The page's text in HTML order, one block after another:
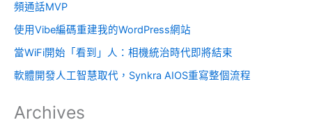
頻通話MVP
使用Vibe編碼重建我的WordPress網站
當WiFi開始「看到」人：相機統治時代即將結束
軟體開發人工智慧取代，Synkra AIOS重寫整個流程
Archives